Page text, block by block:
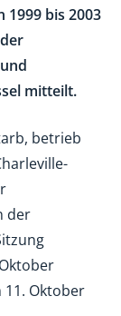
1999 bis 2003
mitteilt.
betrieb
der
Oktober